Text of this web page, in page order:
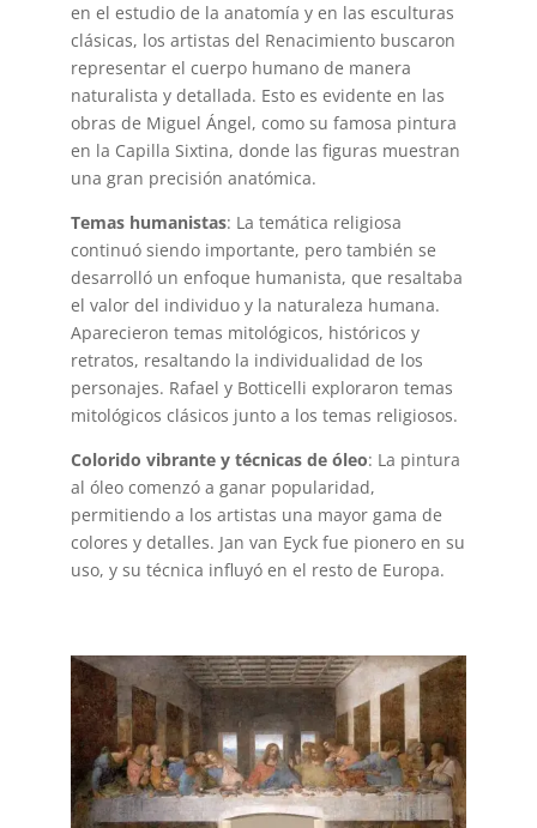
en el estudio de la anatomía y en las esculturas
clásicas, los artistas del Renacimiento buscaron
representar el cuerpo humano de manera
naturalista y detallada. Esto es evidente en las
obras de Miguel Ángel, como su famosa pintura
en la Capilla Sixtina, donde las figuras muestran
una gran precisión anatómica.
Temas humanistas: La temática religiosa
continuó siendo importante, pero también se
desarrolló un enfoque humanista, que resaltaba
el valor del individuo y la naturaleza humana.
Aparecieron temas mitológicos, históricos y
retratos, resaltando la individualidad de los
personajes. Rafael y Botticelli exploraron temas
mitológicos clásicos junto a los temas religiosos.
Colorido vibrante y técnicas de óleo: La pintura
al óleo comenzó a ganar popularidad,
permitiendo a los artistas una mayor gama de
colores y detalles. Jan van Eyck fue pionero en su
uso, y su técnica influyó en el resto de Europa.